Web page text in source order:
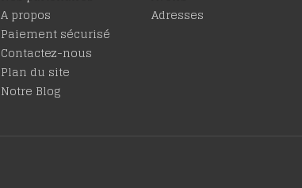
A propos
Paiement sécurisé
Contactez-nous
Plan du site
Notre Blog
Adresses